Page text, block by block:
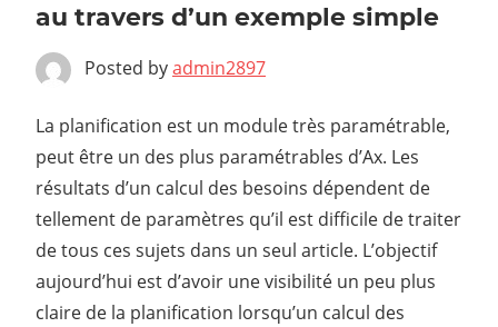
au travers d’un exemple simple
Posted byadmin2897
La planification est un module très paramétrable,
peut être un des plus paramétrables d’Ax. Les
résultats d’un calcul des besoins dépendent de
tellement de paramètres qu’il est difficile de traiter
de tous ces sujets dans un seul article. L’objectif
aujourd’hui est d’avoir une visibilité un peu plus
claire de la planification lorsqu’un calcul des